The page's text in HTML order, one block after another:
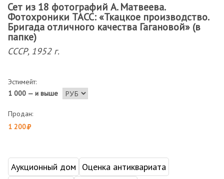
Сет из 18 фотографий А. Матвеева.
Фотохроники ТАСС: «Ткацкое производство.
Бригада отличного качества Гагановой» (в
папке)
СССР, 1952 г.
Эстимейт:
1 000 — и выше
Продан:
1 200
Аукционный дом
Оценка антиквариата